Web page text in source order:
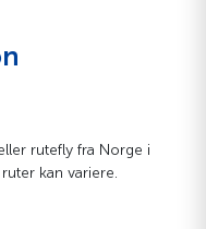
rutefly fra Norge i
kan variere.